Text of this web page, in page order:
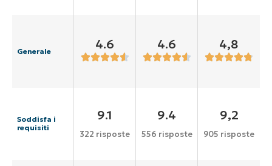
Generale 4.6 4.6 4,8
Soddisfa i
requisiti
9.1
322 risposte
9.4
556 risposte
9,2
905 risposte